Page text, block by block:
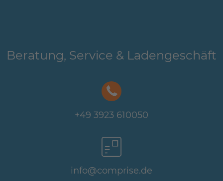
Beratung, Service & Ladengeschäft
+49 3923 610050
info@comprise.de